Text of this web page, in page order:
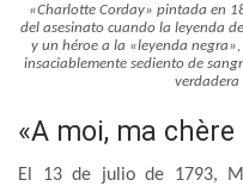
«Charlotte Corday» pintada en
del asesinato cuando la leyenda
y un héroe a la «leyenda
insaciablemente sediento de
verdadera
«A moi, ma chère
El 13 de julio de 1793,